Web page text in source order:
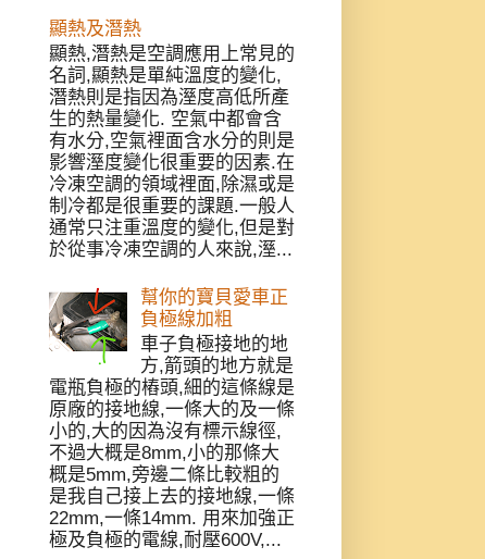
顯熱及潛熱
顯熱,潛熱是空調應用上常見的
名詞,顯熱是單純溫度的變化,
潛熱則是指因為溼度高低所產
生的熱量變化. 空氣中都會含
有水分,空氣裡面含水分的則是
影響溼度變化很重要的因素.在
冷凍空調的領域裡面,除濕或是
制冷都是很重要的課題.一般人
通常只注重溫度的變化,但是對
於從事冷凍空調的人來說,溼...
幫你的寶貝愛車正
負極線加粗
車子負極接地的地
方,箭頭的地方就是
電瓶負極的樁頭,細的這條線是
原廠的接地線,一條大的及一條
小的,大的因為沒有標示線徑,
不過大概是8mm,小的那條大
概是5mm,旁邊二條比較粗的
是我自己接上去的接地線,一條
22mm,一條14mm. 用來加強正
極及負極的電線,耐壓600V,...